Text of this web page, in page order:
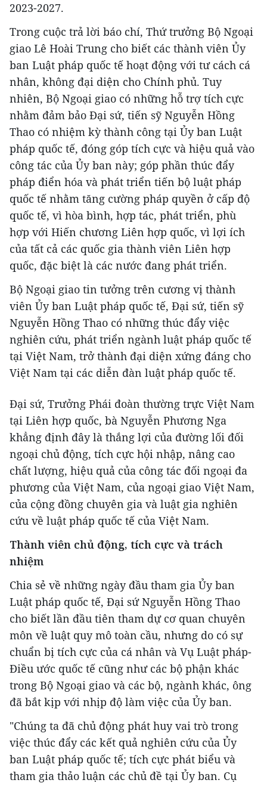
2023-2027.
Trong cuộc trả lời báo chí, Thứ trưởng Bộ Ngoại
giao Lê Hoài Trung cho biết các thành viên Ủy
ban Luật pháp quốc tế hoạt động với tư cách cá
nhân, không đại diện cho Chính phủ. Tuy
nhiên, Bộ Ngoại giao có những hỗ trợ tích cực
nhằm đảm bảo Đại sứ, tiến sỹ Nguyễn Hồng
Thao có nhiệm kỳ thành công tại Ủy ban Luật
pháp quốc tế, đóng góp tích cực và hiệu quả vào
công tác của Ủy ban này; góp phần thúc đẩy
pháp điển hóa và phát triển tiến bộ luật pháp
quốc tế nhằm tăng cường pháp quyền ở cấp độ
quốc tế, vì hòa bình, hợp tác, phát triển, phù
hợp với Hiến chương Liên hợp quốc, vì lợi ích
của tất cả các quốc gia thành viên Liên hợp
quốc, đặc biệt là các nước đang phát triển.
Bộ Ngoại giao tin tưởng trên cương vị thành
viên Ủy ban Luật pháp quốc tế, Đại sứ, tiến sỹ
Nguyễn Hồng Thao có những thúc đẩy việc
nghiên cứu, phát triển ngành luật pháp quốc tế
tại Việt Nam, trở thành đại diện xứng đáng cho
Việt Nam tại các diễn đàn luật pháp quốc tế.
Đại sứ, Trưởng Phái đoàn thường trực Việt Nam
tại Liên hợp quốc, bà Nguyễn Phương Nga
khẳng định đây là thắng lợi của đường lối đối
ngoại chủ động, tích cực hội nhập, nâng cao
chất lượng, hiệu quả của công tác đối ngoại đa
phương của Việt Nam, của ngoại giao Việt Nam,
của cộng đồng chuyên gia và luật gia nghiên
cứu về luật pháp quốc tế của Việt Nam.
Thành viên chủ động, tích cực và trách
nhiệm
Chia sẻ về những ngày đầu tham gia Ủy ban
Luật pháp quốc tế, Đại sứ Nguyễn Hồng Thao
cho biết lần đầu tiên tham dự cơ quan chuyên
môn về luật quy mô toàn cầu, nhưng do có sự
chuẩn bị tích cực của cá nhân và Vụ Luật pháp-
Điều ước quốc tế cũng như các bộ phận khác
trong Bộ Ngoại giao và các bộ, ngành khác, ông
đã bắt kịp với nhịp độ làm việc của Ủy ban.
"Chúng ta đã chủ động phát huy vai trò trong
việc thúc đẩy các kết quả nghiên cứu của Ủy
ban Luật pháp quốc tế; tích cực phát biểu và
tham gia thảo luận các chủ đề tại Ủy ban. Cụ